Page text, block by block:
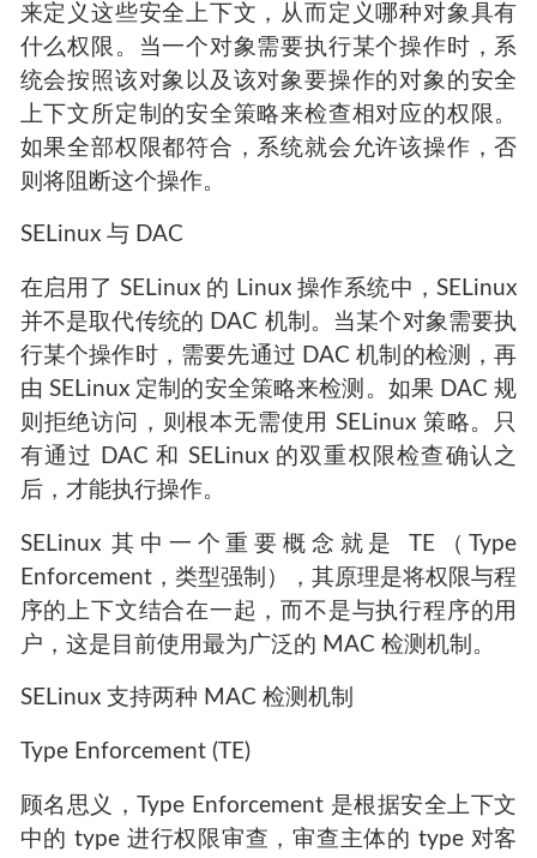
来定义这些安全上下文，从而定义哪种对象具有
什么权限。当一个对象需要执行某个操作时，系
统会按照该对象以及该对象要操作的对象的安全
上下文所定制的安全策略来检查相对应的权限。
如果全部权限都符合，系统就会允许该操作，否
则将阻断这个操作。
SELinux 与 DAC
在启用了 SELinux 的 Linux 操作系统中，SELinux
并不是取代传统的 DAC 机制。当某个对象需要执
行某个操作时，需要先通过 DAC 机制的检测，再
由 SELinux 定制的安全策略来检测。如果 DAC 规
则拒绝访问，则根本无需使用 SELinux 策略。只
有通过 DAC 和 SELinux 的双重权限检查确认之
后，才能执行操作。
SELinux 其中一个重要概念就是 TE（Type
Enforcement，类型强制），其原理是将权限与程
序的上下文结合在一起，而不是与执行程序的用
户，这是目前使用最为广泛的 MAC 检测机制。
SELinux 支持两种 MAC 检测机制
Type Enforcement (TE)
顾名思义，Type Enforcement 是根据安全上下文
中的 type 进行权限审查，审查主体的 type 对客